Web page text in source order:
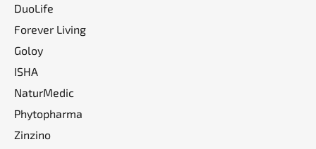
DuoLife
Forever Living
Goloy
ISHA
NaturMedic
Phytopharma
Zinzino